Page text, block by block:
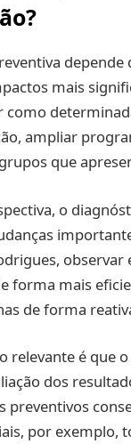
depende
mais
como
ampliar
que
o
forma mais
de forma
relevante é que
dos
preventivos
por exemplo,